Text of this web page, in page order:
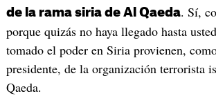
de la rama siria de Al Qaeda. Sí,
porque quizás no haya llegado hasta
tomado el poder en Siria provienen,
presidente, de la organización terrorista
Qaeda.